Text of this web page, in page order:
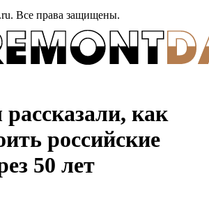
Все права защищены.
как
российские
50 лет